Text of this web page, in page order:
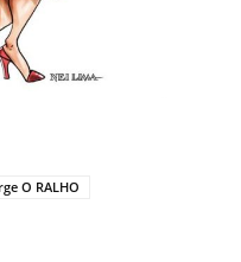
O RALHO